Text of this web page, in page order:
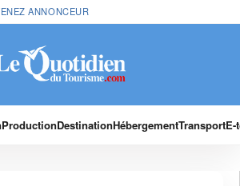
ANNONCEUR
ProductionDestinationHébergementTransport